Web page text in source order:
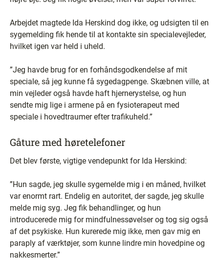
Arbejdet magtede Ida Herskind dog ikke, og udsigten til en
sygemelding fik hende til at kontakte sin specialevejleder,
hvilket igen var held i uheld.
”Jeg havde brug for en forhåndsgodkendelse af mit
speciale, så jeg kunne få sygedagpenge. Skæbnen ville, at
min vejleder også havde haft hjernerystelse, og hun
sendte mig lige i armene på en fysioterapeut med
speciale i hovedtraumer efter trafikuheld.”
Gåture med høretelefoner
Det blev første, vigtige vendepunkt for Ida Herskind:
”Hun sagde, jeg skulle sygemelde mig i en måned, hvilket
var enormt rart. Endelig en autoritet, der sagde, jeg skulle
melde mig syg. Jeg fik behandlinger, og hun
introducerede mig for mindfulnessøvelser og tog sig også
af det psykiske. Hun kurerede mig ikke, men gav mig en
paraply af værktøjer, som kunne lindre min hovedpine og
nakkesmerter.”